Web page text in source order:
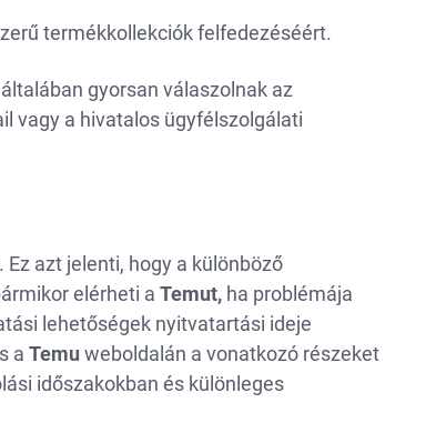
termékkollekciók felfedezéséért.
gyorsan válaszolnak az
vagy a hivatalos ügyfélszolgálati
azt jelenti, hogy a különböző
elérheti a Temut,ha problémája
lehetőségek nyitvatartási ideje
a Temu weboldalán a vonatkozó részeket
időszakokban és különleges